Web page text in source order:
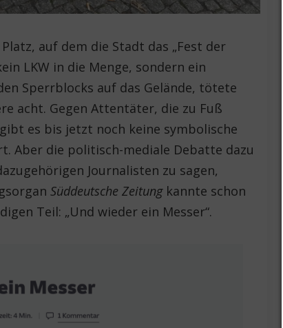
auf dem die Stadt das „Fest der
LKW in die Menge, sondern ein
Sperrblocks auf das Gelände, tötete
acht. Gegen Attentäter, die zu Fuß
es bis jetzt noch keine symbolische
Aber die politisch-mediale Debatte dazu
Journalisten zu sagen,
Süddeutsche Zeitungkannte schon
Teil: „Und wieder ein Messer“.